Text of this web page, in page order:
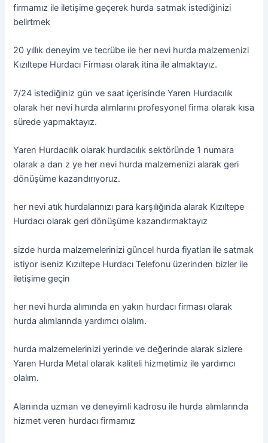
firmamız ile iletişime geçerek hurda satmak istediğinizi
belirtmek
20 yıllık deneyim ve tecrübe ile her nevi hurda malzemenizi
Kızıltepe Hurdacı Firması olarak itina ile almaktayız.
7/24 istediğiniz gün ve saat içerisinde Yaren Hurdacılık
olarak her nevi hurda alımlarını profesyonel firma olarak kısa
sürede yapmaktayız.
Yaren Hurdacılık olarak hurdacılık sektöründe 1 numara
olarak a dan z ye her nevi hurda malzemenizi alarak geri
dönüşüme kazandırıyoruz.
her nevi atık hurdalarınızı para karşılığında alarak Kızıltepe
Hurdacı olarak geri dönüşüme kazandırmaktayız
sizde hurda malzemelerinizi güncel hurda fiyatları ile satmak
istiyor iseniz Kızıltepe Hurdacı Telefonu üzerinden bizler ile
iletişime geçin
her nevi hurda alımında en yakın hurdacı firması olarak
hurda alımlarında yardımcı olalım.
hurda malzemelerinizi yerinde ve değerinde alarak sizlere
Yaren Hurda Metal olarak kaliteli hizmetimiz ile yardımcı
olalım.
Alanında uzman ve deneyimli kadrosu ile hurda alımlarında
hizmet veren hurdacı firmamız